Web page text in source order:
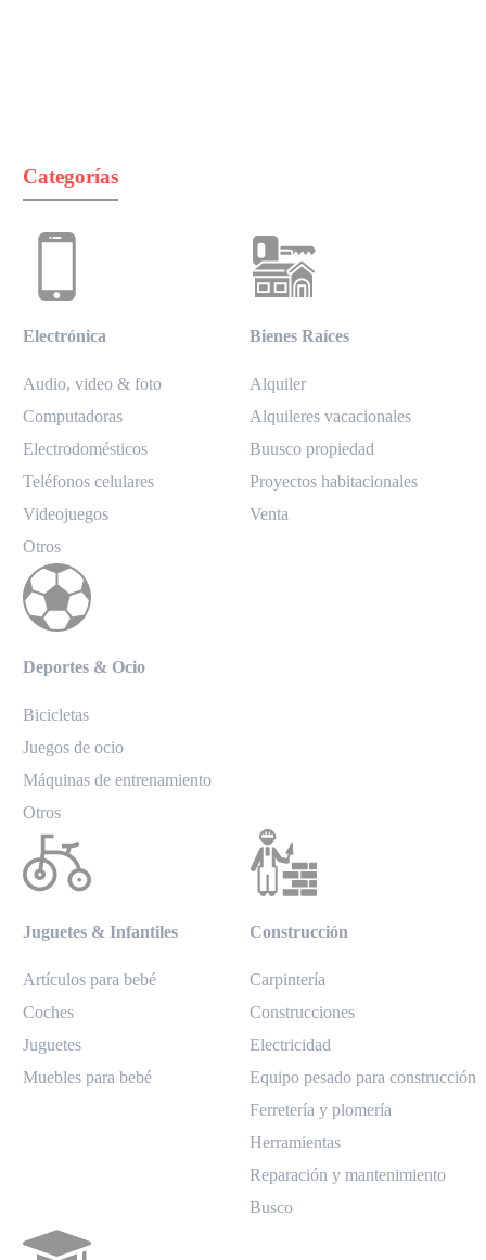
Categorías
Electrónica
Audio, video & foto
Computadoras
Electrodomésticos
Teléfonos celulares
Videojuegos
Otros
Bienes Raíces
Alquiler
Alquileres vacacionales
Buusco propiedad
Proyectos habitacionales
Venta
Deportes & Ocio
Bicicletas
Juegos de ocio
Máquinas de entrenamiento
Otros
Juguetes & Infantiles
Artículos para bebé
Coches
Juguetes
Muebles para bebé
Construcción
Carpintería
Construcciones
Electricidad
Equipo pesado para construcción
Ferretería y plomería
Herramientas
Reparación y mantenimiento
Busco